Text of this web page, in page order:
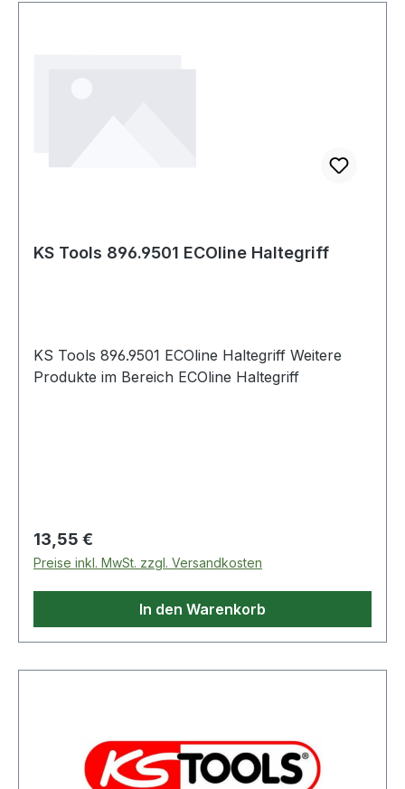
KS Tools 896.9501 ECOline Haltegriff
KS Tools 896.9501 ECOline Haltegriff Weitere
Produkte im Bereich ECOline Haltegriff
Regulärer Preis:
13,55 €
Preise inkl. MwSt. zzgl. Versandkosten
In den Warenkorb